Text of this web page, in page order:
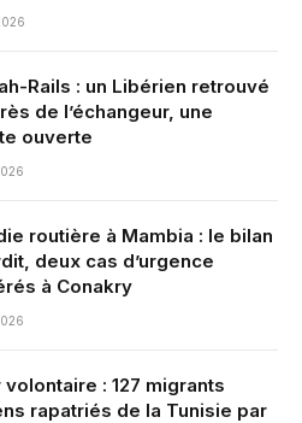
Rails : un Libérien retrouvé
de l’échangeur, une
ouverte
routière à Mambia : le bilan
deux cas d’urgence
à Conakry
volontaire : 127 migrants
rapatriés de la Tunisie par